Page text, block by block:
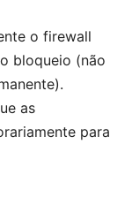
o firewall
bloqueio (não
as
para